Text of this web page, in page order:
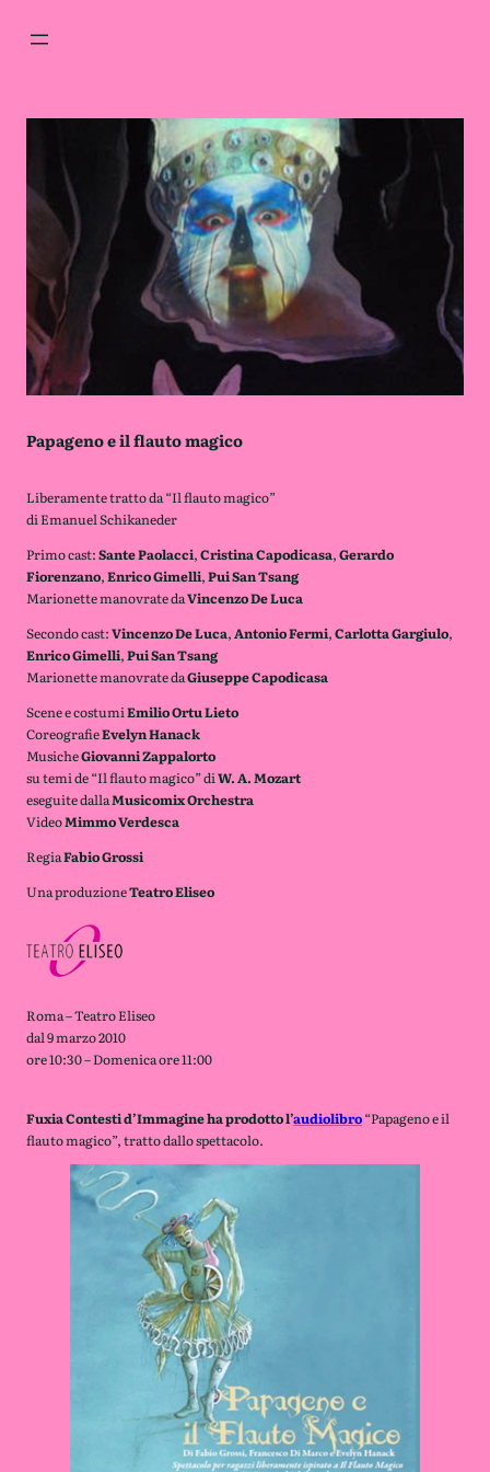
to
Papageno e il flauto magico
Liberamente tratto da “Il flauto magico”
di Emanuel Schikaneder
Primo cast:Sante Paolacci,Cristina Capodicasa,Gerardo
Fiorenzano,Enrico Gimelli,Pui San Tsang
Marionette manovrate daVincenzo De Luca
Secondo cast:Vincenzo De Luca,Antonio Fermi,Carlotta Gargiulo,
Enrico Gimelli,Pui San Tsang
Marionette manovrate daGiuseppe Capodicasa
Scene e costumiEmilio Ortu Lieto
CoreografieEvelyn Hanack
MusicheGiovanni Zappalorto
su temi de “Il flauto magico” diW. A. Mozart
eseguite dallaMusicomix Orchestra
VideoMimmo Verdesca
RegiaFabio Grossi
Una produzioneTeatro Eliseo
Roma – Teatro Eliseo
dal 9 marzo 2010
ore 10:30 – Domenica ore 11:00
Fuxia Contesti d’Immagine ha prodotto l’audiolibro“Papageno e il
flauto magico”, tratto dallo spettacolo.